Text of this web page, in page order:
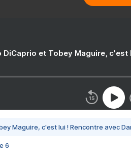
DiCaprio et Tobey Maguire,
Maguire, c'est lui ! Rencontre avec
6